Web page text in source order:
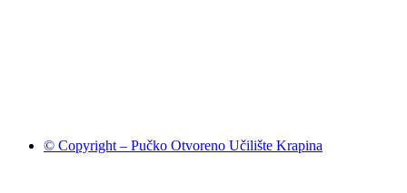
© Copyright – Pučko Otvoreno Učilište Krapina